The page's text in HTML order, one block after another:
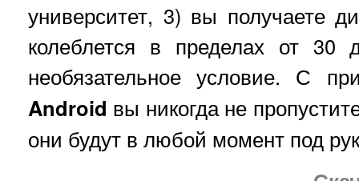
университет, 3) вы получаете
колеблется в пределах от 30
необязательное условие. С
Android вы никогда не
они будут в любой момент под